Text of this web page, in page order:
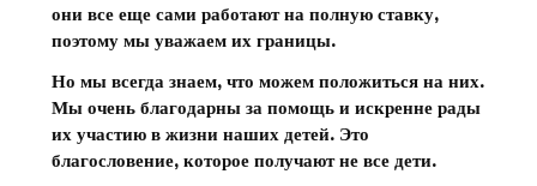
они все еще сами работают на полную ставку,
поэтому мы уважаем их границы.
Но мы всегда знаем, что можем положиться на них.
Мы очень благодарны за помощь и искренне рады
их участию в жизни наших детей. Это
благословение, которое получают не все дети.